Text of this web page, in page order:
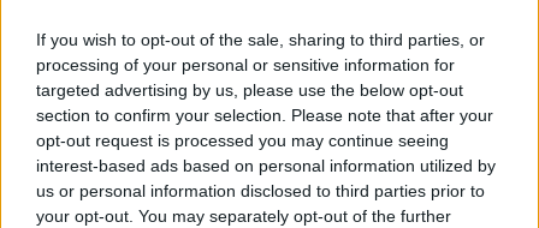
If you wish to opt-out of the sale, sharing to third parties, or
processing of your personal or sensitive information for
targeted advertising by us, please use the below opt-out
section to confirm your selection. Please note that after your
opt-out request is processed you may continue seeing
interest-based ads based on personal information utilized by
us or personal information disclosed to third parties prior to
your opt-out. You may separately opt-out of the further
mellett mintegy 5 milliárd forintos profit alakulhat
ki.
A lap megjegyzi azt is, hogy a válság melletti rekord
eredményből a társaság különböző jogcímeken összesen
mintegy 52 milliárd forintot fizethet be az állami
költségvetésbe.